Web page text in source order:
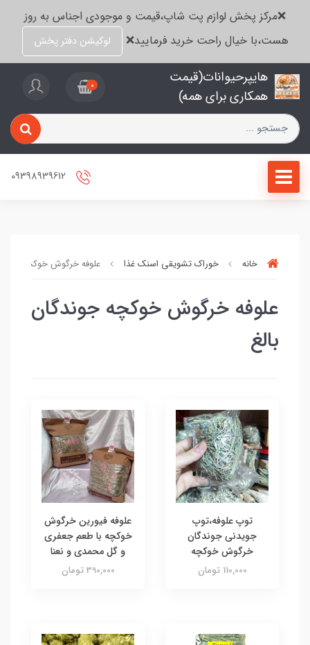
❌مرکز پخش لوازم پت شاپ،قیمت و موجودی اجناس به روز
هست،با خیال راحت خرید فرمایید❌
لوکیشن دفتر پخش
هایپرحیوانات(قیمت
همکاری برای همه)
0
خانه خوراک تشویقی اسنک غذا علوفه خرگوش خوکچه
علوفه خرگوش خوکچه جوندگان
بالغ
توپ علوفه،توپ
جویدنی جوندگان
خرگوش خوکچه
110,000 تومان
علوفه فیورین خرگوش
خوکچه با طعم جعفری
و گل محمدی و نعنا
390,000 تومان